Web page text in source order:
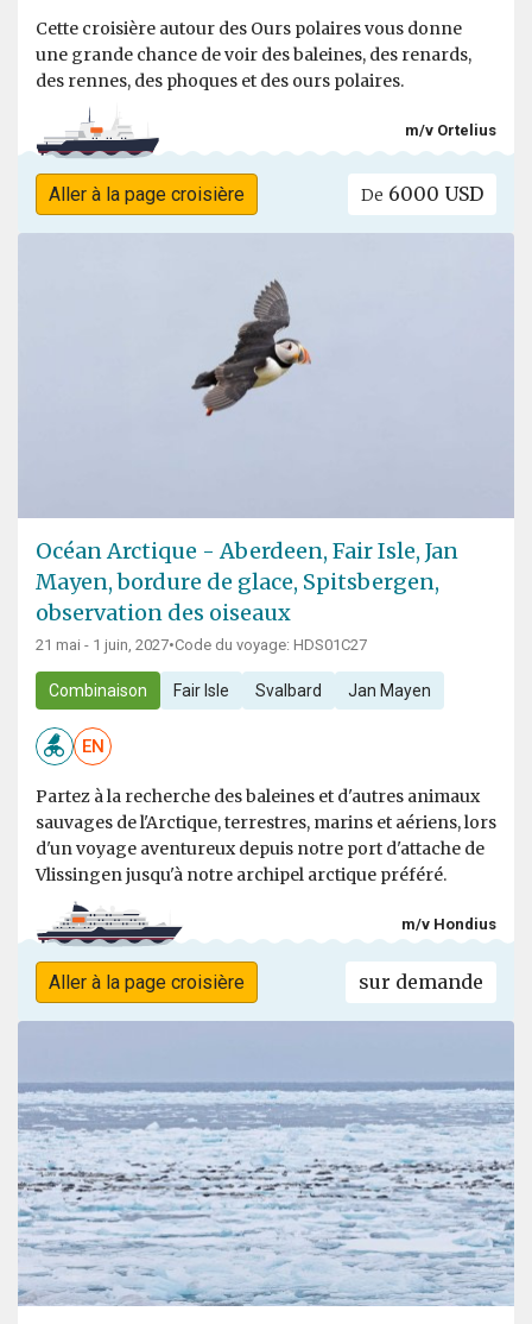
Cette croisière autour des Ours polaires vous donne
une grande chance de voir des baleines, des renards,
des rennes, des phoques et des ours polaires.
m/v Ortelius
Aller à la page croisière De 6000 USD
Océan Arctique - Aberdeen, Fair Isle, Jan
Mayen, bordure de glace, Spitsbergen,
observation des oiseaux
21 mai - 1 juin, 2027•Code du voyage: HDS01C27
Combinaison Fair Isle Svalbard Jan Mayen
EN
Partez à la recherche des baleines et d'autres animaux
sauvages de l'Arctique, terrestres, marins et aériens, lors
d'un voyage aventureux depuis notre port d'attache de
Vlissingen jusqu'à notre archipel arctique préféré.
m/v Hondius
Aller à la page croisière sur demande